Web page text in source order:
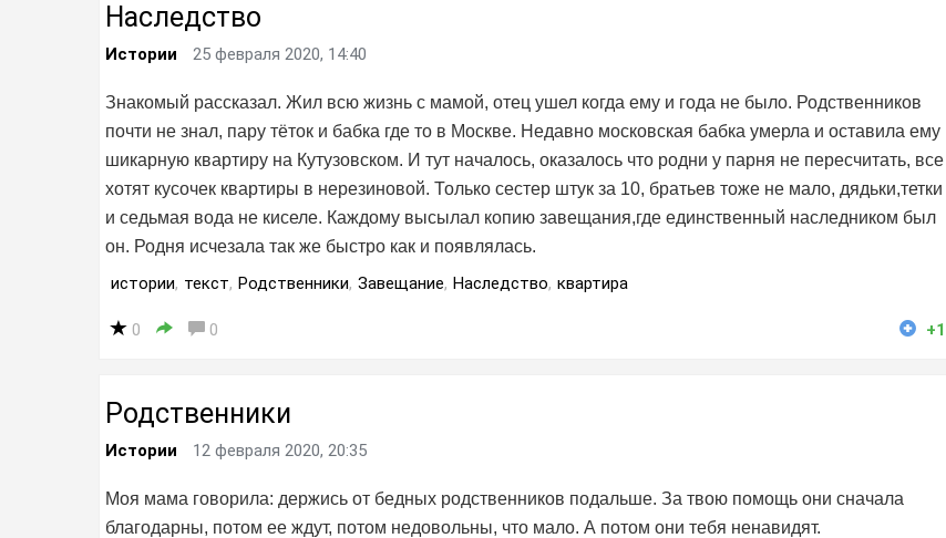
Наследство
Истории 25 февраля 2020, 14:40
Знакомый рассказал. Жил всю жизнь с мамой, отец ушел когда ему и года не было. Родственников
почти не знал, пару тёток и бабка где то в Москве. Недавно московская бабка умерла и оставила ему
шикарную квартиру на Кутузовском. И тут началось, оказалось что родни у парня не пересчитать, все
хотят кусочек квартиры в нерезиновой. Только сестер штук за 10, братьев тоже не мало, дядьки,тетки
и седьмая вода не киселе. Каждому высылал копию завещания,где единственный наследником был
он. Родня исчезала так же быстро как и появлялась.
истории, текст, Родственники, Завещание, Наследство, квартира
0 0 +1
Родственники
Истории 12 февраля 2020, 20:35
Моя мама говорила: держись от бедных родственников подальше. За твою помощь они сначала
благодарны, потом ее ждут, потом недовольны, что мало. А потом они тебя ненавидят.